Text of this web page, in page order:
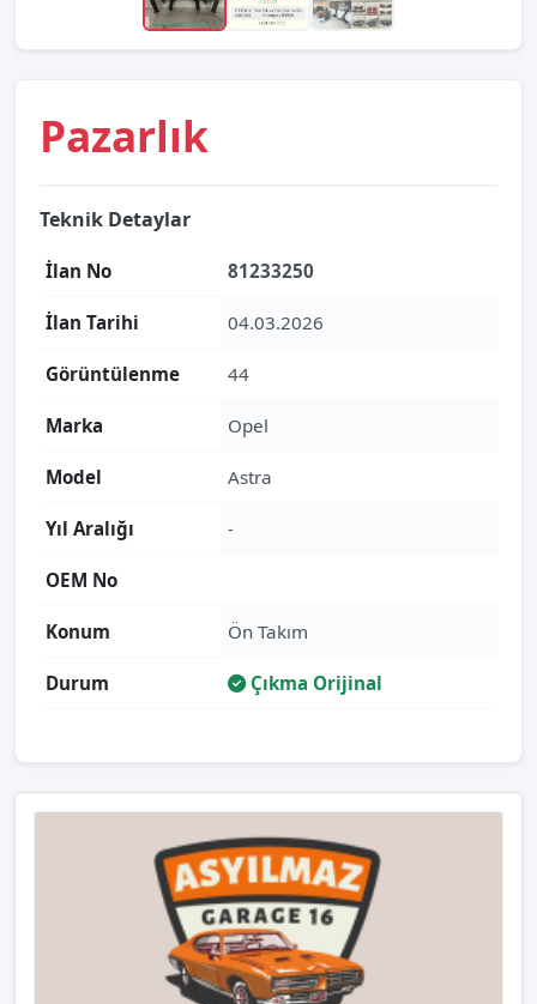
Pazarlık
Teknik Detaylar
İlan No 81233250
İlan Tarihi 04.03.2026
Görüntülenme 44
Marka Opel
Model Astra
Yıl Aralığı -
OEM No
Konum Ön Takım
Durum Çıkma Orijinal